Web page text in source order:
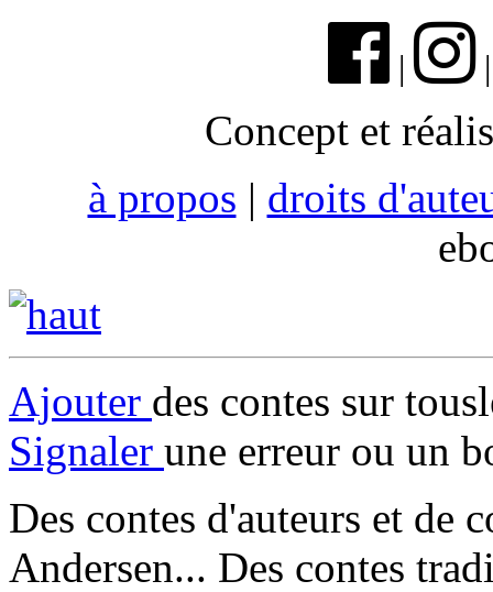
|
Concept et
à propos | droits
Ajouter des contes sur
Signaler une erreur ou un
Des contes d'auteurs et de
Andersen... Des contes